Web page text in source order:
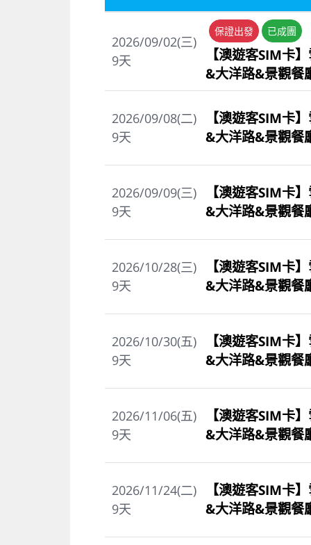
2026/09/02(三)
9天
保證出發 已成團
【澳遊客SIM卡
&大洋路&景觀餐
2026/09/08(二)
9天
【澳遊客SIM卡
&大洋路&景觀餐
2026/09/09(三)
9天
【澳遊客SIM卡
&大洋路&景觀餐
2026/10/28(三)
9天
【澳遊客SIM卡
&大洋路&景觀餐
2026/10/30(五)
9天
【澳遊客SIM卡
&大洋路&景觀餐
2026/11/06(五)
9天
【澳遊客SIM卡
&大洋路&景觀餐
2026/11/24(二)
9天
【澳遊客SIM卡
&大洋路&景觀餐